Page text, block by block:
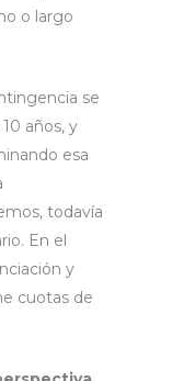
o largo
se
años, y
esa
todavía
En el
y
cuotas de